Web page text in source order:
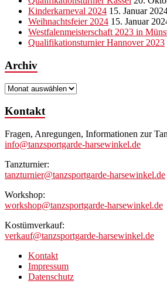
Kinderkarneval 2024 15. Januar
Weihnachtsfeier 2024 15. Januar
Westfalenmeisterschaft 2023 in
Qualifikationsturnier Hannover 2023
Archiv
Archiv
Kontakt
Fragen, Anregungen, Informationen zur
info@tanzsportgarde-harsewinkel.de
Tanzturnier:
tanzturnier@tanzsportgarde-harsewinkel.de
Workshop:
workshop@tanzsportgarde-harsewinkel.de
Kostümverkauf:
verkauf@tanzsportgarde-harsewinkel.de
Kontakt
Impressum
Datenschutz